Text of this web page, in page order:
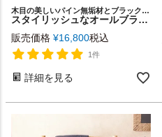
木目の美しいパイン無垢材とブラックアイアンという、異素材を組み合わせた家具シリーズ「TABAS BLACK EDITION」の4段ミディアムシェルフラック ワイドタイプ
スタイリッシュなオールブラックカラー天然木とアイアンのシンプルな4段ミディアムシェルフラック【ワイドタイプ】 [63010-cbk]
販売価格 ¥16,800税込
1件
詳細を見る